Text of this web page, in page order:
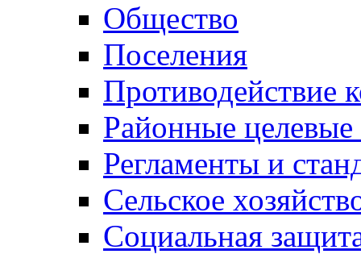
Общество
Поселения
Противодействие
Районные
Регламенты и
Сельское
Социальная